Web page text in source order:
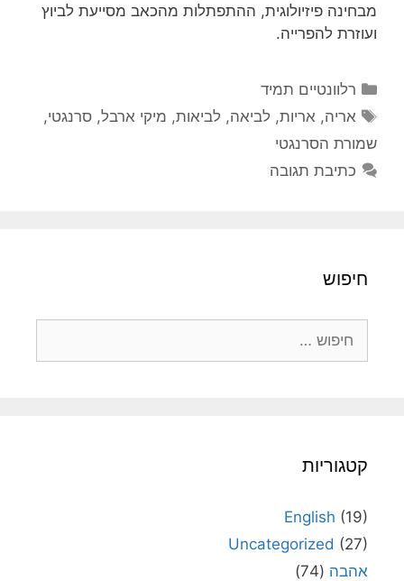
מבחינה פיזיולוגית, ההתפתלות מהכאב מסייעת לביוץ
ועוזרת להפרייה.
קטגוריות
רלוונטיים תמיד
תגיות
אריה, אריות, לביאה, לביאות, מיקי ארבל,סרנגטי,
שמורת הסרנגטי
כתיבת תגובה
חיפוש
קטגוריות
English (19)
Uncategorized (27)
אהבה (74)